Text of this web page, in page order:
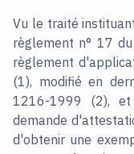
Vu le traité
règlement n° 17
règlement
(1), modifié en
1216-1999 (2),
demande
d'obtenir une